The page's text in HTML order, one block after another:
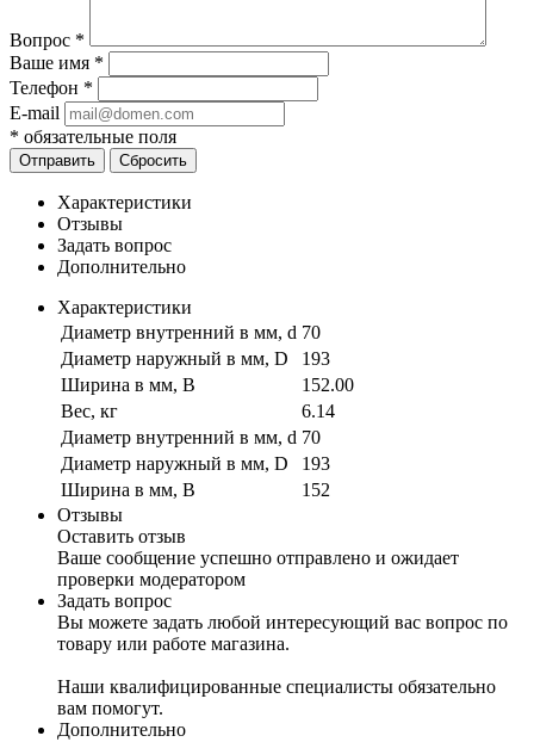
Вопрос *
Ваше имя *
Телефон *
E-mail
* обязательные поля
Отправить Сбросить
Характеристики
Отзывы
Задать вопрос
Дополнительно
Характеристики
Диаметр внутренний в мм, d 70
Диаметр наружный в мм, D
193
Ширина в мм, B
152.00
Вес, кг
6.14
Диаметр внутренний в мм, d 70
Диаметр наружный в мм, D
193
Ширина в мм, B
152
Отзывы
Оставить отзыв
Ваше сообщение успешно отправлено и ожидает
проверки модератором
Задать вопрос
Вы можете задать любой интересующий вас вопрос по
товару или работе магазина.
Наши квалифицированные специалисты обязательно
вам помогут.
Дополнительно